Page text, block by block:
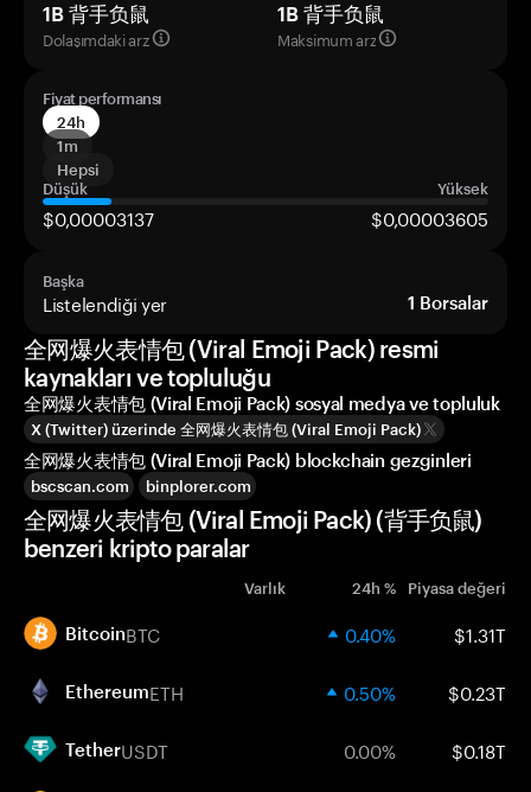
1B 背手负鼠
Dolaşımdaki arz
1B 背手负鼠
Maksimum arz
Fiyat performansı
24h
1m
Hepsi
Düşük
Yüksek
$0,00003137 $0,00003605
Başka
Listelendiği yer 1 Borsalar
全网爆火表情包 (Viral Emoji Pack) resmi
kaynakları ve topluluğu
全网爆火表情包 (Viral Emoji Pack) sosyal medya ve topluluk
X (Twitter) üzerinde 全网爆火表情包 (Viral Emoji Pack)
全网爆火表情包 (Viral Emoji Pack) blockchain gezginleri
bscscan.com binplorer.com
全网爆火表情包 (Viral Emoji Pack) (背手负鼠)
benzeri kripto paralar
Varlık 24h % Piyasa değeri
BitcoinBTC 0.40% $1.31T
EthereumETH 0.50% $0.23T
TetherUSDT 0.00% $0.18T